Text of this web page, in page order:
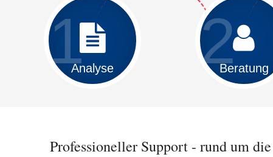
1Analyse 2Beratung
Professioneller Support - rund um